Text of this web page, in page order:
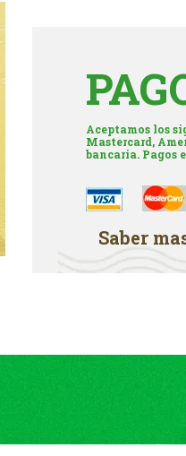
Aceptamos los
Mastercard,
bancaria. Pagos
Saber